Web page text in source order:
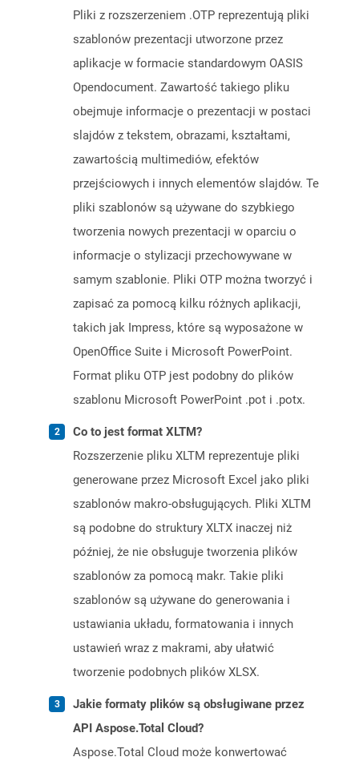
Pliki z rozszerzeniem .OTP reprezentują pliki
szablonów prezentacji utworzone przez
aplikacje w formacie standardowym OASIS
Opendocument. Zawartość takiego pliku
obejmuje informacje o prezentacji w postaci
slajdów z tekstem, obrazami, kształtami,
zawartością multimediów, efektów
przejściowych i innych elementów slajdów. Te
pliki szablonów są używane do szybkiego
tworzenia nowych prezentacji w oparciu o
informacje o stylizacji przechowywane w
samym szablonie. Pliki OTP można tworzyć i
zapisać za pomocą kilku różnych aplikacji,
takich jak Impress, które są wyposażone w
OpenOffice Suite i Microsoft PowerPoint.
Format pliku OTP jest podobny do plików
szablonu Microsoft PowerPoint .pot i .potx.
Co to jest format XLTM?
Rozszerzenie pliku XLTM reprezentuje pliki
generowane przez Microsoft Excel jako pliki
szablonów makro-obsługujących. Pliki XLTM
są podobne do struktury XLTX inaczej niż
później, że nie obsługuje tworzenia plików
szablonów za pomocą makr. Takie pliki
szablonów są używane do generowania i
ustawiania układu, formatowania i innych
ustawień wraz z makrami, aby ułatwić
tworzenie podobnych plików XLSX.
Jakie formaty plików są obsługiwane przez
API Aspose.Total Cloud?
Aspose.Total Cloud może konwertować